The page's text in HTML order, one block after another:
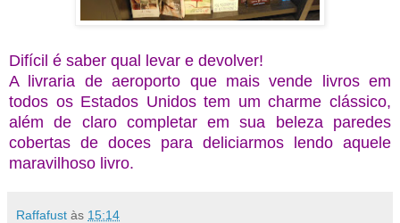
Difícil é saber qual levar e devolver!
A livraria de aeroporto que mais vende livros em
todos os Estados Unidos tem um charme clássico,
além de claro completar em sua beleza paredes
cobertas de doces para deliciarmos lendo aquele
maravilhoso livro.
Raffafust às 15:14